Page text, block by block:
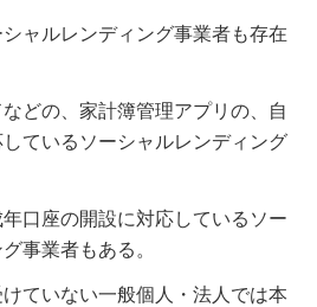
ャルレンディング事業者も存在
どの、家計簿管理アプリの、自
ているソーシャルレンディング
口座の開設に対応しているソー
事業者もある。
ていない一般個人・法人では本